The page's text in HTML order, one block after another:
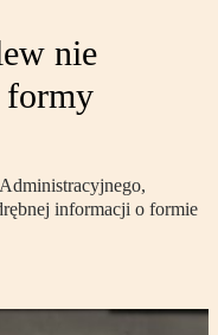
nie
formy
informacji o formie